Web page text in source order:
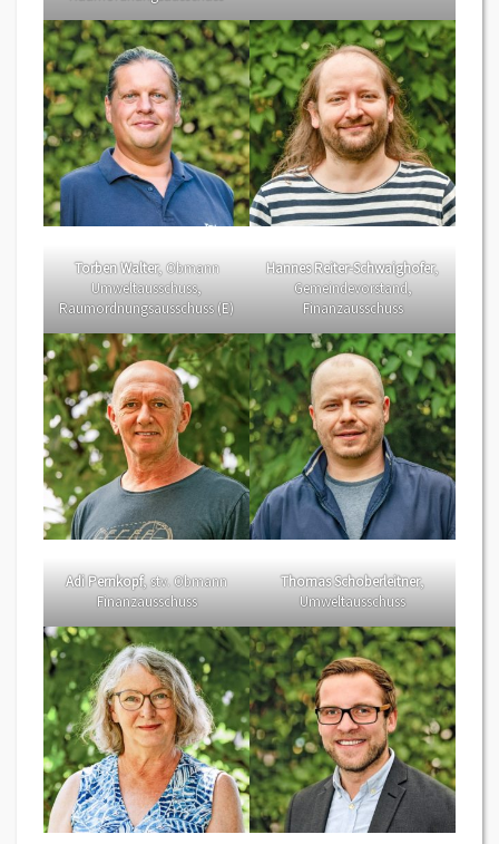
Torben Walter, Obmann
Umweltausschuss,
Raumordnungsausschuss (E)
Hannes Reiter-Schwaighofer,
Gemeindevorstand,
Finanzausschuss
Adi Pernkopf, stv. Obmann
Finanzausschuss
Thomas Schoberleitner,
Umweltausschuss